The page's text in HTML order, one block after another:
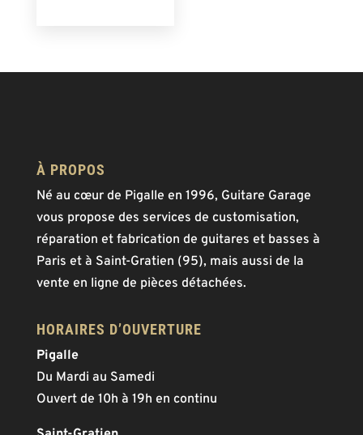
À PROPOS
Né au cœur de Pigalle en 1996, Guitare Garage
vous propose des services de customisation,
réparation et fabrication de guitares et basses à
Paris et à Saint-Gratien (95), mais aussi de la
vente en ligne de pièces détachées.
HORAIRES D’OUVERTURE
Pigalle
Du Mardi au Samedi
Ouvert de 10h à 19h en continu